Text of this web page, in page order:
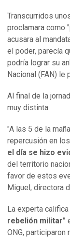
Transcurridos
proclamara como
acusara al
el poder, parecía
podría lograr su
Nacional (FAN) le
Al final de la
muy distinta.
"A las 5 de la
repercusión en
el día se hizo
del territorio
favor de estos
Miguel, directora
La experta
rebelión militar"
ONG,